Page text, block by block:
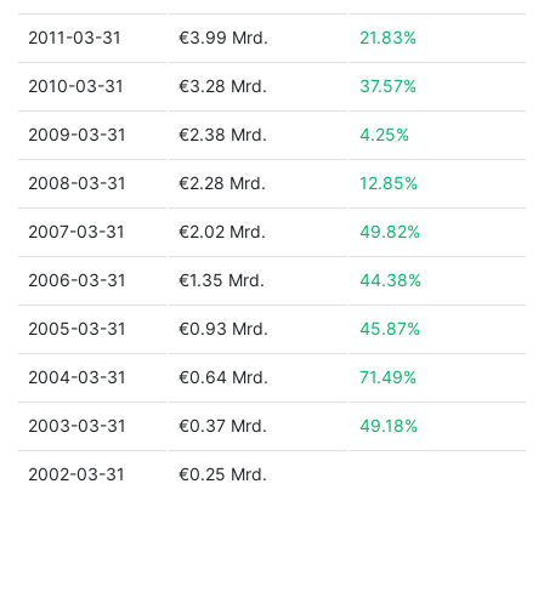
2011-03-31 €3.99 Mrd. 21.83%
2010-03-31 €3.28 Mrd. 37.57%
2009-03-31 €2.38 Mrd. 4.25%
2008-03-31 €2.28 Mrd. 12.85%
2007-03-31 €2.02 Mrd. 49.82%
2006-03-31 €1.35 Mrd. 44.38%
2005-03-31 €0.93 Mrd. 45.87%
2004-03-31 €0.64 Mrd. 71.49%
2003-03-31 €0.37 Mrd. 49.18%
2002-03-31 €0.25 Mrd.